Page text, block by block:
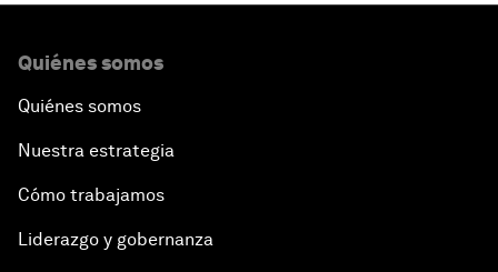
Quiénes somos
Quiénes somos
Nuestra estrategia
Cómo trabajamos
Liderazgo y gobernanza